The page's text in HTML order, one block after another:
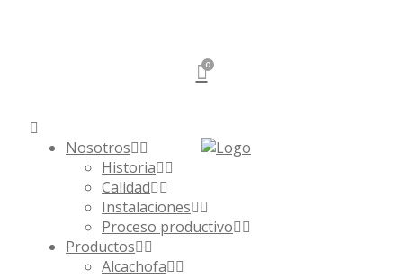
0
Nosotros
Historia
Calidad
Instalaciones
Proceso productivo
Productos
Alcachofa